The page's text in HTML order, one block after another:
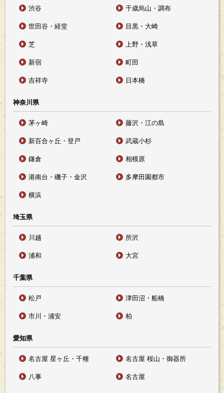
渋谷 千歳烏山・調布
世田谷・経堂 目黒・大崎
芝 上野・浅草
新宿 町田
吉祥寺 日本橋
神奈川県
茅ヶ崎 藤沢・江の島
新百合ヶ丘・登戸 武蔵小杉
鎌倉 相模原
港南台・磯子・金沢 多摩田園都市
横浜
埼玉県
川越 所沢
浦和 大宮
千葉県
松戸 津田沼・船橋
市川・浦安 柏
愛知県
名古屋 星ヶ丘・千種 名古屋 桜山・御器所
八事 名古屋